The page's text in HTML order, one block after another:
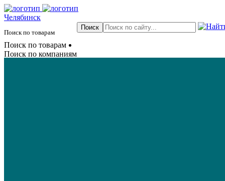
Челябинск
Поиск по товарам
Поиск по товарам
Поиск по компаниям